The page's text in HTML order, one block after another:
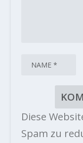
Diese
Spam zu